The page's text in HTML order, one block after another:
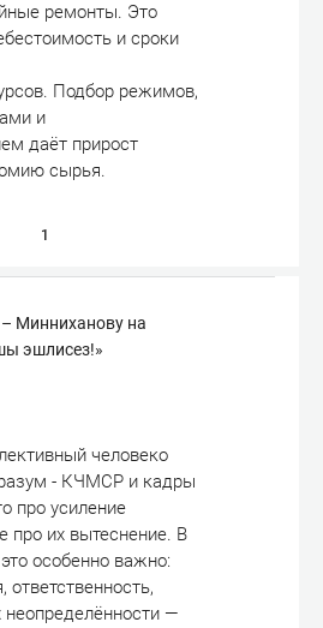
ремонты. Это
и сроки
Подбор режимов,
и
даёт прирост
сырья.
1
Минниханову на
эшлисез!»
человеко
- КЧМСР и кадры
про усиление
про их вытеснение. В
особенно важно:
неопределённости —